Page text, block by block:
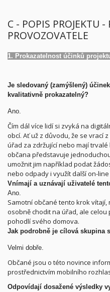
C - POPIS PROJEKTU -
PROVOZOVATELE
1. Prokazatelnost účinků
Je sledovaný (zamýšlený)
kvalitativně prokazatelný?
Ano.
Čím dál více lidí si zvyká na
obcí. Ať už z důvodu, že se vrací
úřad za zdržující nebo mají
občana představuje
umožnit jim například podat
nebo odpady i využít další on-
Vnímají a uznávají uživatelé
Ano.
Samotní občané tento krok
osobně chodit na úřad, ale
pohodlí svého domova.
Jak podrobně je cílová skupina
Velmi dobře.
Občané jsou o této novince
prostřednictvím mobilního
Odpovídají dosažené výsledky